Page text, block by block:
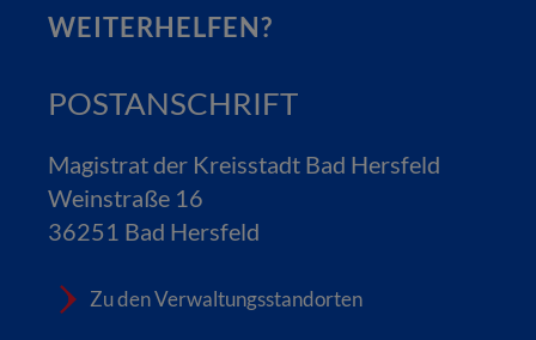
WEITERHELFEN?
POSTANSCHRIFT
Magistrat der Kreisstadt Bad Hersfeld
Weinstraße 16
36251 Bad Hersfeld
Zu den Verwaltungsstandorten